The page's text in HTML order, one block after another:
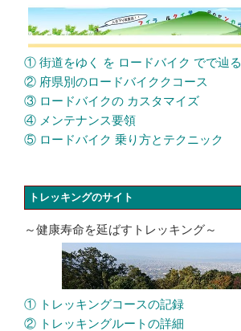
① 街道をゆく を ロードバイク でで辿る
② 府県別のロードバイククコース
③ ロードバイクの カスタマイズ
④ メンテナンス要領
⑤ ロードバイク 乗り方とテクニック
トレッキングのサイト
～健康寿命を延ばすトレッキング～
① トレッキングコースの記録
② トレッキングルートの詳細